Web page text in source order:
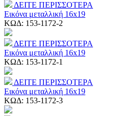
ΔΕΙΤΕ ΠΕΡΙΣΣΟΤΕΡΑ
Εικόνα μεταλλική 16x19
ΚΩΔ: 153-1172-2
ΔΕΙΤΕ ΠΕΡΙΣΣΟΤΕΡΑ
Εικόνα μεταλλική 16x19
ΚΩΔ: 153-1172-1
ΔΕΙΤΕ ΠΕΡΙΣΣΟΤΕΡΑ
Εικόνα μεταλλική 16x19
ΚΩΔ: 153-1172-3